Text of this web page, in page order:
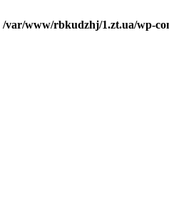
/var/www/rbkudzhj/1.zt.ua/wp-